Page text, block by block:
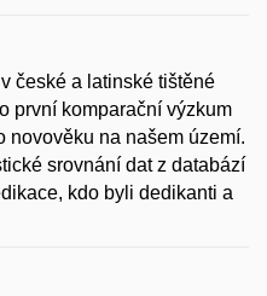
české a latinské tištěné
první komparační výzkum
novověku na našem území.
srovnání dat z databází
kdo byli dedikanti a